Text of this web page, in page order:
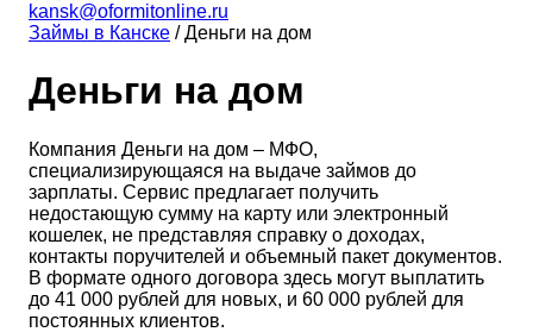
kansk@oformitonline.ru
Займы в Канске / Деньги на дом
Деньги на дом
Компания Деньги на дом – МФО,
специализирующаяся на выдаче займов до
зарплаты. Сервис предлагает получить
недостающую сумму на карту или электронный
кошелек, не представляя справку о доходах,
контакты поручителей и объемный пакет документов.
В формате одного договора здесь могут выплатить
до 41 000 рублей для новых, и 60 000 рублей для
постоянных клиентов.